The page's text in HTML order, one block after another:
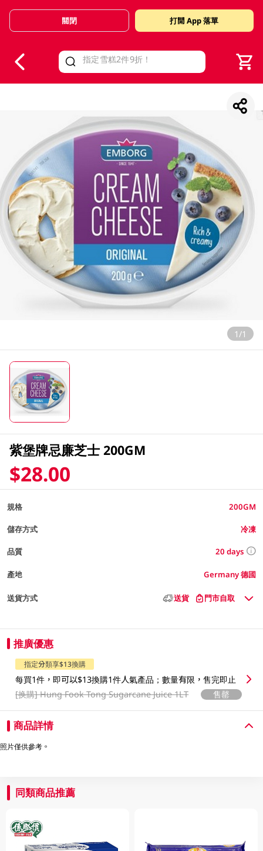
Valid Until 30 June 2026
關閉 打開 App 落單
1/1
紫堡牌忌廉芝士 200GM
$28.00
規格 200GM
儲存方式 冷凍
品質 20 days
產地 Germany 德國
送貨方式 送貨 門市自取
推廣優惠
指定分類享$13換購
每買1件，即可以$13換購1件人氣產品；數量有限，售完即止
[换購]Hung Fook Tong Sugarcane Juice 1LT 售罄
商品詳情
照片僅供參考。
同類商品推薦